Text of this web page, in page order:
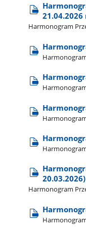
21.04.2026
Harmonogram
20.03.2026)
Harmonogram